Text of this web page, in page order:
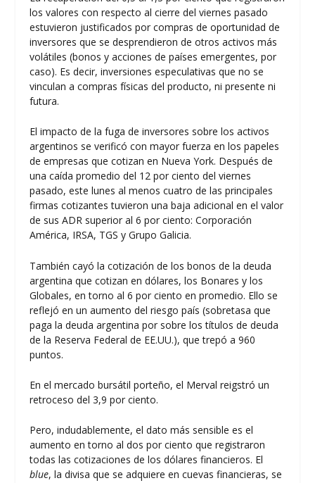
los valores con respecto al cierre del viernes pasado
estuvieron justificados por compras de oportunidad de
inversores que se desprendieron de otros activos más
volátiles (bonos y acciones de países emergentes, por
caso). Es decir, inversiones especulativas que no se
vinculan a compras físicas del producto, ni presente ni
futura.
El impacto de la fuga de inversores sobre los activos
argentinos se verificó con mayor fuerza en los papeles
de empresas que cotizan en Nueva York. Después de
una caída promedio del 12 por ciento del viernes
pasado, este lunes al menos cuatro de las principales
firmas cotizantes tuvieron una baja adicional en el valor
de sus ADR superior al 6 por ciento: Corporación
América, IRSA, TGS y Grupo Galicia.
También cayó la cotización de los bonos de la deuda
argentina que cotizan en dólares, los Bonares y los
Globales, en torno al 6 por ciento en promedio. Ello se
reflejó en un aumento del riesgo país (sobretasa que
paga la deuda argentina por sobre los títulos de deuda
de la Reserva Federal de EE.UU.), que trepó a 960
puntos.
En el mercado bursátil porteño, el Merval reigstró un
retroceso del 3,9 por ciento.
Pero, indudablemente, el dato más sensible es el
aumento en torno al dos por ciento que registraron
todas las cotizaciones de los dólares financieros. El
blue, la divisa que se adquiere en cuevas financieras, se